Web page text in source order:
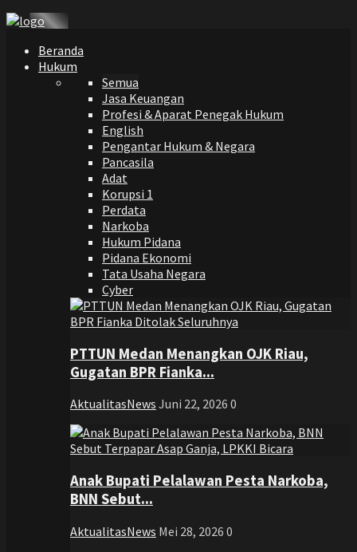
Beranda
Hukum
Semua
Jasa Keuangan
Profesi & Aparat Penegak Hukum
English
Pengantar Hukum & Negara
Pancasila
Adat
Korupsi 1
Perdata
Narkoba
Hukum Pidana
Pidana Ekonomi
Tata Usaha Negara
Cyber
PTTUN Medan Menangkan OJK Riau,
Gugatan BPR Fianka...
AktualitasNews Juni 22, 2026 0
Anak Bupati Pelalawan Pesta Narkoba,
BNN Sebut...
AktualitasNews Mei 28, 2026 0